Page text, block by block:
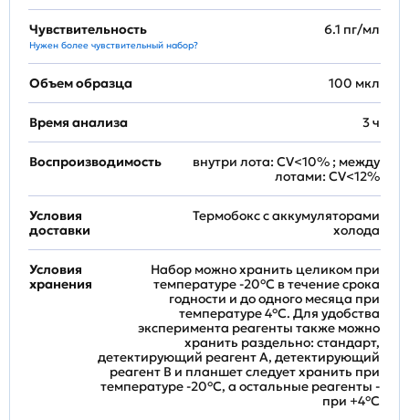
Чувствительность
Нужен более чувствительный набор?
6.1 пг/мл
Объем образца 100 мкл
Время анализа 3 ч
Воспроизводимость
внутри лота: CV<10% ; между
лотами: CV<12%
Условия
доставки
Термобокс с аккумуляторами
холода
Условия
хранения
Набор можно хранить целиком при
температуре -20°C в течение срока
годности и до одного месяца при
температуре 4°C. Для удобства
эксперимента реагенты также можно
хранить раздельно: стандарт,
детектирующий реагент A, детектирующий
реагент B и планшет следует хранить при
температуре -20°C, а остальные реагенты -
при +4°С